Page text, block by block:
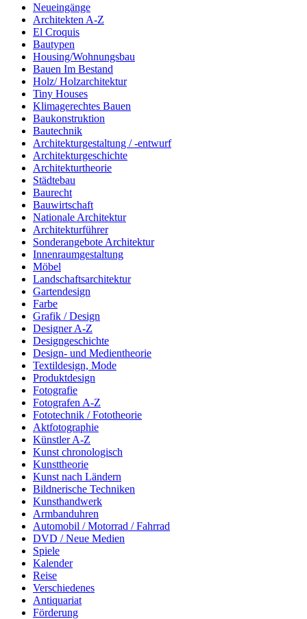
Neueingänge
Architekten A-Z
El Croquis
Bautypen
Housing/Wohnungsbau
Bauen Im Bestand
Holz/ Holzarchitektur
Tiny Houses
Klimagerechtes Bauen
Baukonstruktion
Bautechnik
Architekturgestaltung / -entwurf
Architekturgeschichte
Architekturtheorie
Städtebau
Baurecht
Bauwirtschaft
Nationale Architektur
Architekturführer
Sonderangebote Architektur
Innenraumgestaltung
Möbel
Landschaftsarchitektur
Gartendesign
Farbe
Grafik / Design
Designer A-Z
Designgeschichte
Design- und Medientheorie
Textildesign, Mode
Produktdesign
Fotografie
Fotografen A-Z
Fototechnik / Fototheorie
Aktfotographie
Künstler A-Z
Kunst chronologisch
Kunsttheorie
Kunst nach Ländern
Bildnerische Techniken
Kunsthandwerk
Armbanduhren
Automobil / Motorrad / Fahrrad
DVD / Neue Medien
Spiele
Kalender
Reise
Verschiedenes
Antiquariat
Förderung